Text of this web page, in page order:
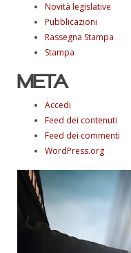
Novità legislative
Pubblicazioni
Rassegna Stampa
Stampa
META
Accedi
Feed dei contenuti
Feed dei commenti
WordPress.org